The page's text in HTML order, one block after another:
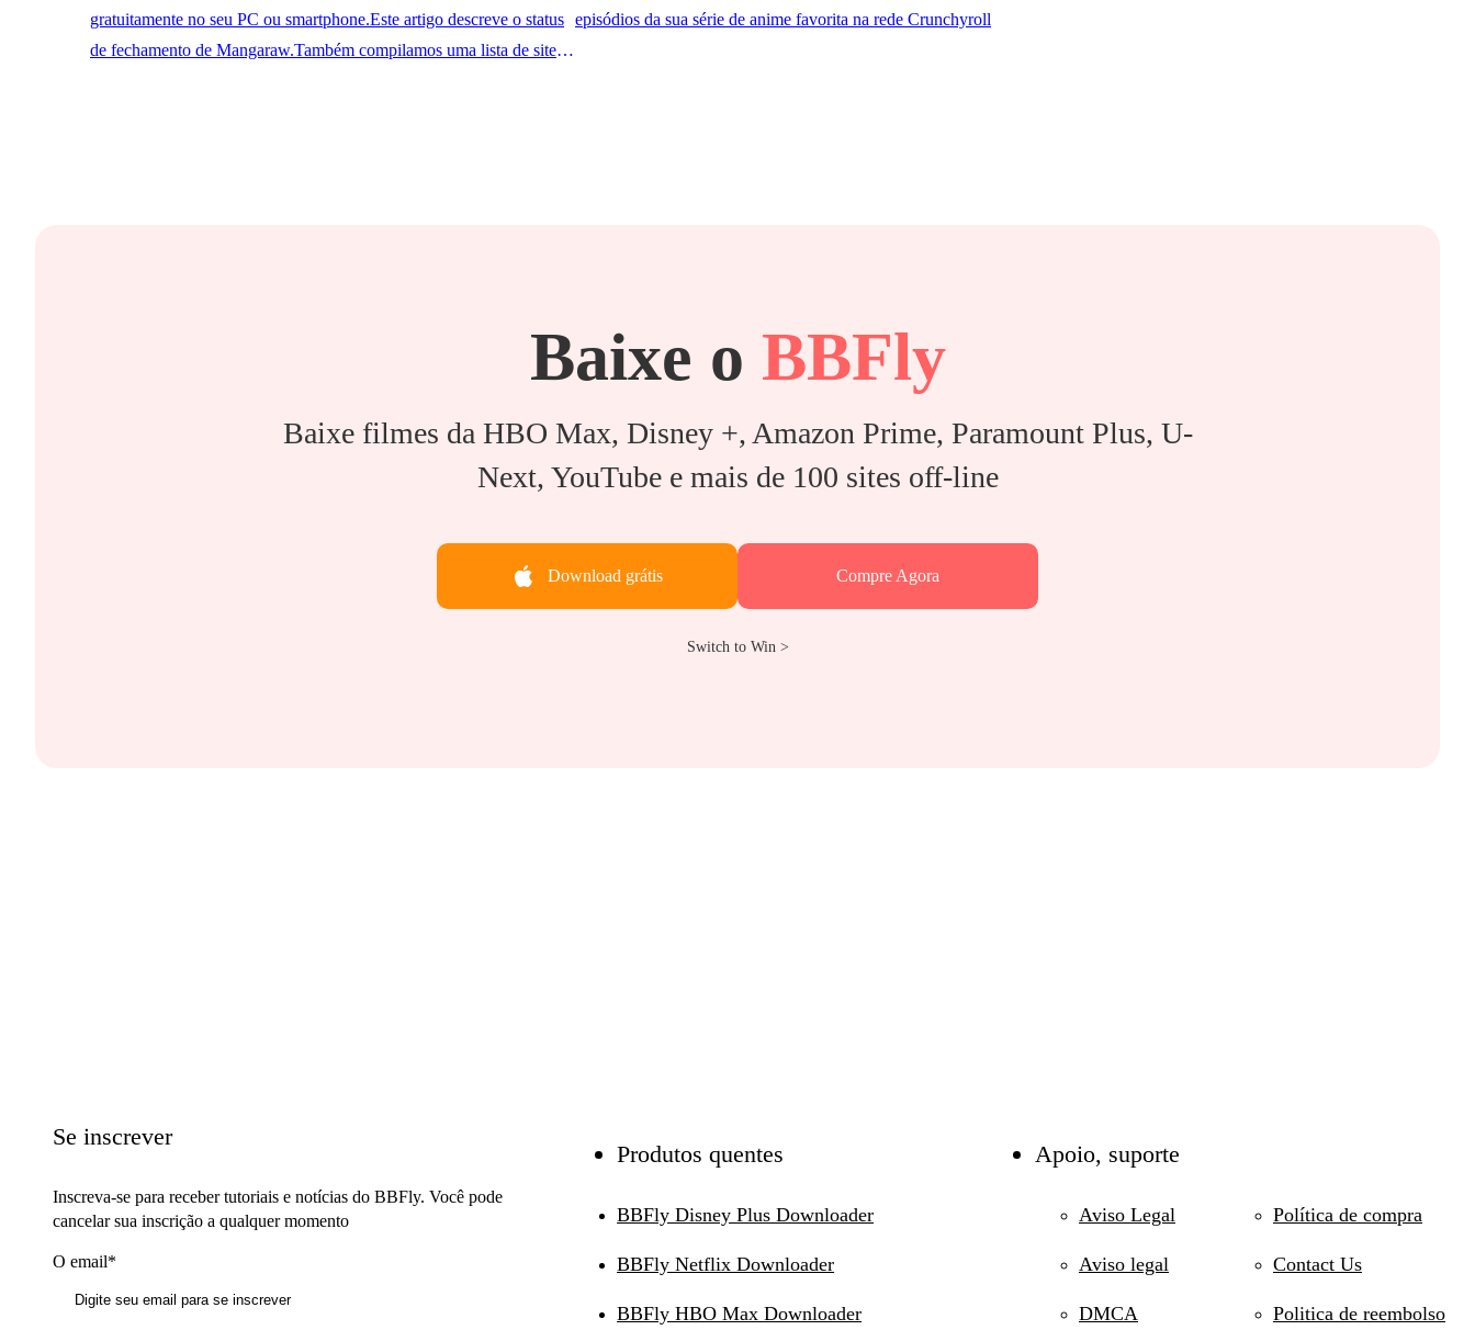
gratuitamente no seu PC ou smartphone.Este artigo descreve o status
de fechamento de Mangaraw.Também compilamos uma lista de sites
episódios da sua série de anime favorita na rede Crunchyroll
Baixe o BBFly
Baixe filmes da HBO Max, Disney +, Amazon Prime, Paramount Plus, U-
Next, YouTube e mais de 100 sites off-line
Download grátis Compre Agora
Switch to Win >
Se inscrever
Inscreva-se para receber tutoriais e notícias do BBFly. Você pode
cancelar sua inscrição a qualquer momento
O email*
Produtos quentes
BBFly Disney Plus Downloader
BBFly Netflix Downloader
BBFly HBO Max Downloader
Apoio, suporte
Aviso Legal
Aviso legal
DMCA
Política de compra
Contact Us
Politica de reembolso